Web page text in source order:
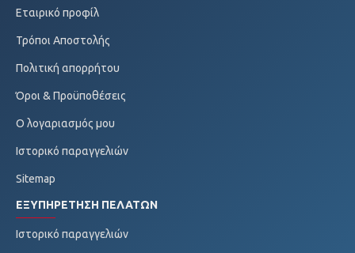
Εταιρικό προφίλ
Τρόποι Αποστολής
Πολιτική απορρήτου
Όροι & Προϋποθέσεις
Ο λογαριασμός μου
Ιστορικό παραγγελιών
Sitemap
ΕΞΥΠΗΡΈΤΗΣΗ ΠΕΛΑΤΏΝ
Ιστορικό παραγγελιών